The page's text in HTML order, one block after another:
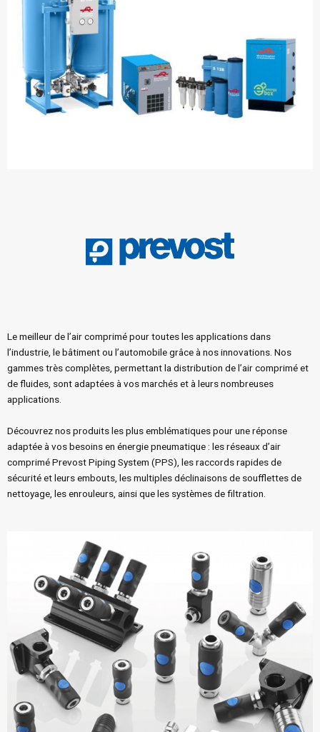
Le meilleur de l’air comprimé pour toutes les applications dans
l’industrie, le bâtiment ou l’automobile grâce à nos innovations. Nos
gammes très complètes, permettant la distribution de l’air comprimé et
de fluides, sont adaptées à vos marchés et à leurs nombreuses
applications.
Découvrez nos produits les plus emblématiques pour une réponse
adaptée à vos besoins en énergie pneumatique : les réseaux d’air
comprimé Prevost Piping System (PPS), les raccords rapides de
sécurité et leurs embouts, les multiples déclinaisons de soufflettes de
nettoyage, les enrouleurs, ainsi que les systèmes de filtration.